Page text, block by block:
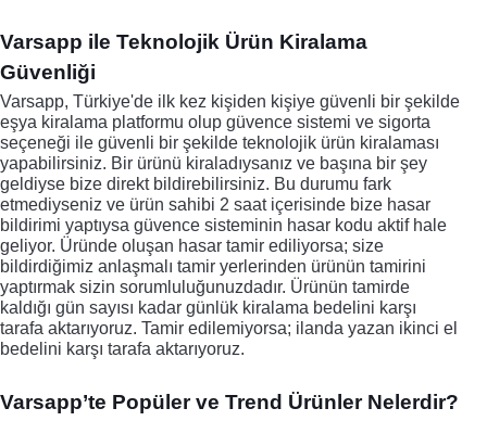
Varsapp ile Teknolojik Ürün Kiralama
Güvenliği
Varsapp, Türkiye'de ilk kez kişiden kişiye güvenli bir şekilde
eşya kiralama platformu olup güvence sistemi ve sigorta
seçeneği ile güvenli bir şekilde teknolojik ürün kiralaması
yapabilirsiniz. Bir ürünü kiraladıysanız ve başına bir şey
geldiyse bize direkt bildirebilirsiniz. Bu durumu fark
etmediyseniz ve ürün sahibi 2 saat içerisinde bize hasar
bildirimi yaptıysa güvence sisteminin hasar kodu aktif hale
geliyor. Üründe oluşan hasar tamir ediliyorsa; size
bildirdiğimiz anlaşmalı tamir yerlerinden ürünün tamirini
yaptırmak sizin sorumluluğunuzdadır. Ürünün tamirde
kaldığı gün sayısı kadar günlük kiralama bedelini karşı
tarafa aktarıyoruz. Tamir edilemiyorsa; ilanda yazan ikinci el
bedelini karşı tarafa aktarıyoruz.
Varsapp’te Popüler ve Trend Ürünler Nelerdir?